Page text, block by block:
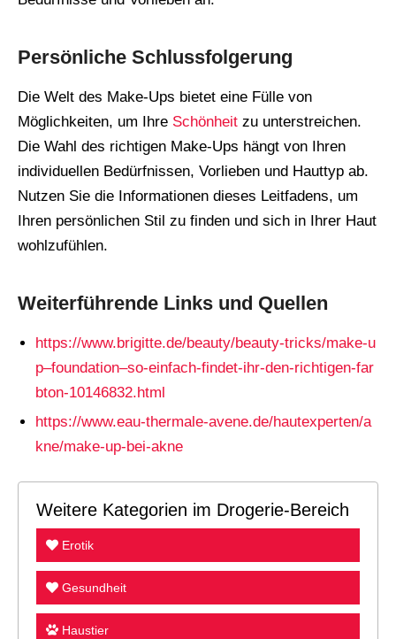
Persönliche Schlussfolgerung
Die Welt des Make-Ups bietet eine Fülle von
Möglichkeiten, um Ihre Schönheit zu unterstreichen.
Die Wahl des richtigen Make-Ups hängt von Ihren
individuellen Bedürfnissen, Vorlieben und Hauttyp ab.
Nutzen Sie die Informationen dieses Leitfadens, um
Ihren persönlichen Stil zu finden und sich in Ihrer Haut
wohlzufühlen.
Weiterführende Links und Quellen
https://www.brigitte.de/beauty/beauty-tricks/make-u
p–foundation–so-einfach-findet-ihr-den-richtigen-far
bton-10146832.html
https://www.eau-thermale-avene.de/hautexperten/a
kne/make-up-bei-akne
Weitere Kategorien im Drogerie-Bereich
Erotik
Gesundheit
Haustier